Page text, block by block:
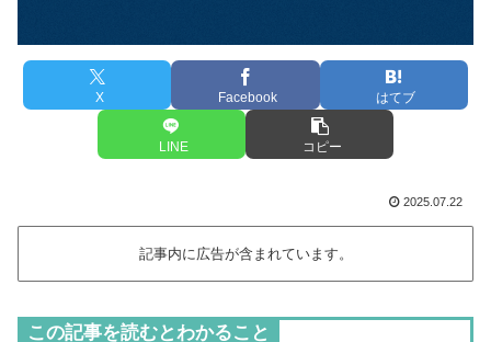
X Facebook はてブ
LINE コピー
2025.07.22
記事内に広告が含まれています。
この記事を読むとわかること